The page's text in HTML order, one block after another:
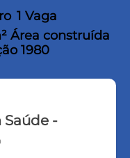
1 Vaga
Área construída
1980
-